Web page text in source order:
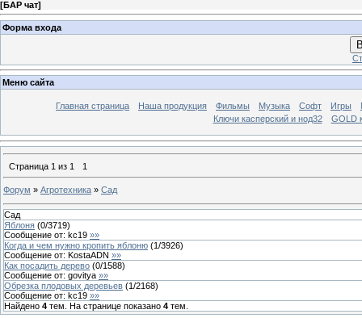
[БАР чат]
Форма входа
Меню сайта
Главная страница Наша продукция Фильмы Музыка Софт Игры
Ключи касперский и нод32
GOLD
Страница 1 из 1 1
Форум » Агротехника » Сад
Сад
Яблоня (0/3719)
Сообщение от: kc19 »»
Когда и чем нужно кропить яблоню (1/3926)
Сообщение от: KostaADN »»
Как посадить дерево (0/1588)
Сообщение от: govitya »»
Обрезка плодовых деревьев (1/2168)
Сообщение от: kc19 »»
Найдено 4 тем. На странице показано 4 тем.